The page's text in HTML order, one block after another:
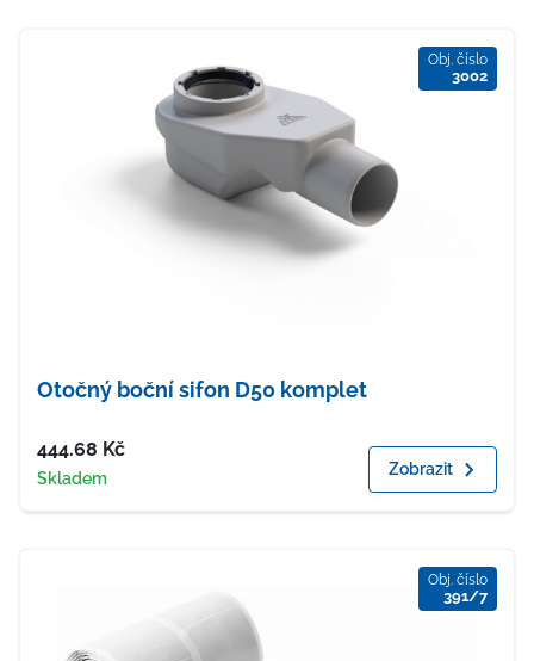
Obj. číslo
3002
Otočný boční sifon D50 komplet
Cena
444.68 Kč
Dostupnost
Skladem Zobrazit
Obj. číslo
391/7